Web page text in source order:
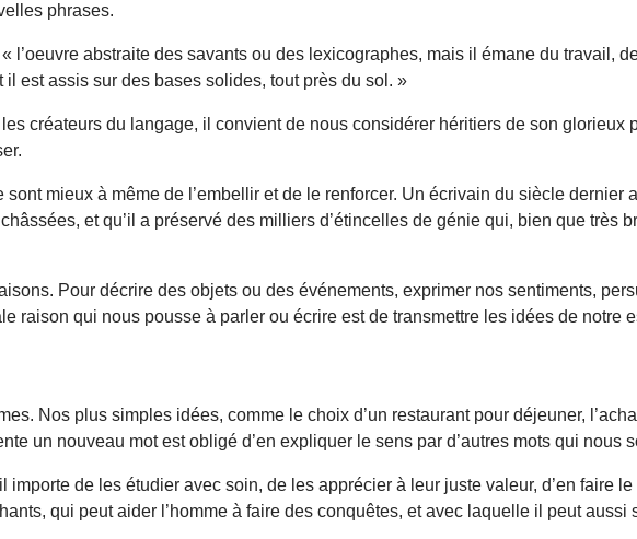
phrases.
l’oeuvre abstraite des savants ou des lexicographes, mais il émane du travail,
est assis sur des bases solides, tout près du sol. »
créateurs du langage, il convient de nous considérer héritiers de son glorieux
mieux à même de l’embellir et de le renforcer. Un écrivain du siècle dernier
et qu’il a préservé des milliers d’étincelles de génie qui, bien que très
Pour décrire des objets ou des événements, exprimer nos sentiments,
raison qui nous pousse à parler ou écrire est de transmettre les idées de notre
Nos plus simples idées, comme le choix d’un restaurant pour déjeuner,
un nouveau mot est obligé d’en expliquer le sens par d’autres mots qui nous
de les étudier avec soin, de les apprécier à leur juste valeur, d’en faire
qui peut aider l’homme à faire des conquêtes, et avec laquelle il peut aussi